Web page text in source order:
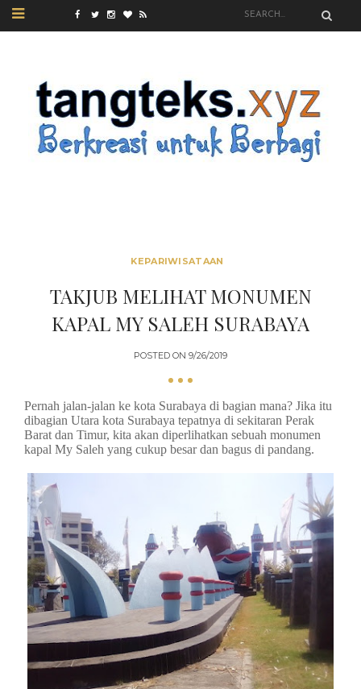
KEPARIWISATAAN
TAKJUB MELIHAT MONUMEN
KAPAL MY SALEH SURABAYA
POSTED ON 9/26/2019
Pernah jalan-jalan ke kota Surabaya di bagian mana? Jika itu
dibagian Utara kota Surabaya tepatnya di sekitaran Perak
Barat dan Timur, kita akan diperlihatkan sebuah monumen
kapal My Saleh yang cukup besar dan bagus di pandang.